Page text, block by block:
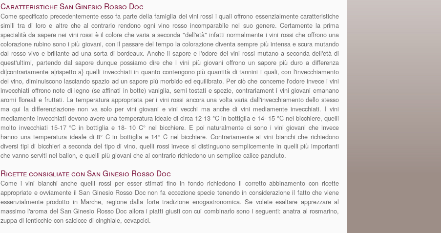
Caratteristiche San Ginesio Rosso Doc
Come specificato precedentemente esso fa parte della famiglia dei vini rossi i quali offrono essenzialmente caratteristiche
simili tra di loro e altre che al contrario rendono ogni vino rosso incomparabile nel suo genere. Certamente la prima
specialità da sapere nei vini rossi è il colore che varia a seconda "dell'età" infatti normalmente i vini rossi che offrono una
colorazione rubino sono i più giovani, con il passare del tempo la colorazione diventa sempre più intensa e scura mutando
dal rosso vivo e brillante ad una sorta di bordeaux. Anche il sapore e l'odore dei vini rossi mutano a seconda dell'età di
quest'ultimi, partendo dal sapore dunque possiamo dire che i vini più giovani offrono un sapore più duro a differenza
di|contrariamente a|rispetto a} quelli invecchiati in quanto contengono più quantità di tannini i quali, con l'invecchiamento
del vino, diminuiscono lasciando spazio ad un sapore più morbido ed equilibrato. Per ciò che concerne l'odore invece i vini
invecchiati offrono note di legno (se affinati in botte) vaniglia, semi tostati e spezie, contrariament i vini giovani emanano
aromi floreali e fruttati. La temperatura appropriata per i vini rossi ancora una volta varia dall'invecchiamento dello stesso
ma qui la differenziazione non va solo per vini giovani e vini vecchi ma anche di vini mediamente invecchiati. I vini
mediamente invecchiati devono avere una temperatura ideale di circa 12-13 °C in bottiglia e 14- 15 °C nel bicchiere, quelli
molto invecchiati 15-17 °C in bottiglia e 18- 10 C° nel bicchiere. E poi naturalmente ci sono i vini giovani che invece
hanno una temperatura ideale di 8° C in bottiglia e 14° C nel bicchiere. Contrariamente ai vini bianchi che richiedono
diversi tipi di bicchieri a seconda del tipo di vino, quelli rossi invece si distinguono semplicemente in quelli più importanti
che vanno serviti nel ballon, e quelli più giovani che al contrario richiedono un semplice calice panciuto.
Ricette consigliate con San Ginesio Rosso Doc
Come i vini bianchi anche quelli rossi per esser stimati fino in fondo richiedono il corretto abbinamento con ricette
appropriate e ovviamente il San Ginesio Rosso Doc non fa eccezione specie tenendo in considerazione il fatto che viene
essenzialmente prodotto in Marche, regione dalla forte tradizione enogastronomica. Se volete esaltare apprezzare al
massimo l'aroma del San Ginesio Rosso Doc allora i piatti giusti con cui combinarlo sono i seguenti: anatra al rosmarino,
zuppa di lenticchie con salcicce di cinghiale, cevapcici.